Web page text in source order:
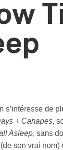
s’intéresse de
+ Canapes,
Asleep, sans
son vrai